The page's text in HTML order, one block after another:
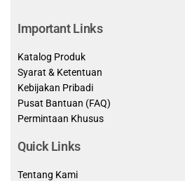
Important Links
Katalog Produk
Syarat & Ketentuan
Kebijakan Pribadi
Pusat Bantuan (FAQ)
Permintaan Khusus
Quick Links
Tentang Kami